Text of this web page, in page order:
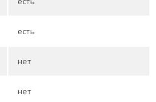
есть
нет
нет